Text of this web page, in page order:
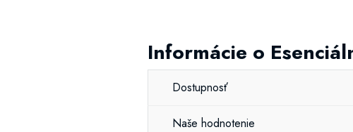
Informácie o
Dostupnosť
Naše hodnotenie